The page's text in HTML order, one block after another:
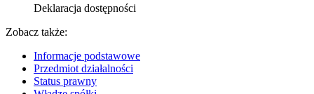
Deklaracja dostępności
Zobacz także:
Informacje podstawowe
Przedmiot działalności
Status prawny